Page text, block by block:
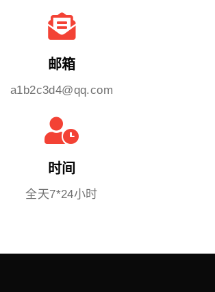
邮箱
a1b2c3d4@qq.com
时间
全天7*24小时